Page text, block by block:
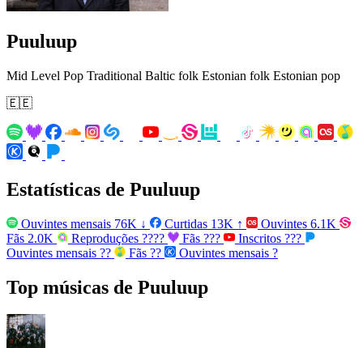
Puuluup
Mid Level Pop Traditional Baltic folk Estonian folk Estonian pop
🇪🇪
Estatísticas de Puuluup
Ouvintes mensais 76K ↓ Curtidas 13K ↑ Ouvintes 6.1K
Fãs 2.0K Reproduções ???? Fãs ??? Inscritos ???
Ouvintes mensais ?? Fãs ?? Ouvintes mensais ?
Top músicas de Puuluup